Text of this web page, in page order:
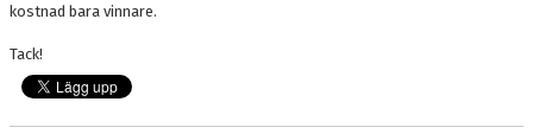
ANTON FRONDELL-STIPENDIET
kostnad bara vinnare.
Tack!